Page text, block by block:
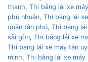
thạnh, Thi bằng lái xe
phú nhuận, Thi bằng lái
quận tân phú, Thi bằng
sài gòn, Thi bằng lái xe
Thi bằng lái xe máy tân
minh, Thi bằng lái xe